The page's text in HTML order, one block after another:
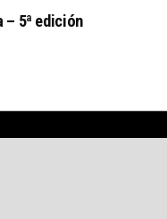
– 5ª edición